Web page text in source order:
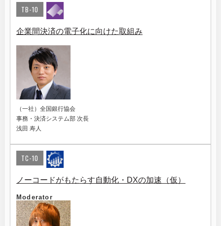
TB-10
企業間決済の電子化に向けた取組み
（一社）全国銀行協会
事務・決済システム部 次長
浅田 寿人
TC-10
ノーコードがもたらす自動化・DXの加速（仮）
Moderator